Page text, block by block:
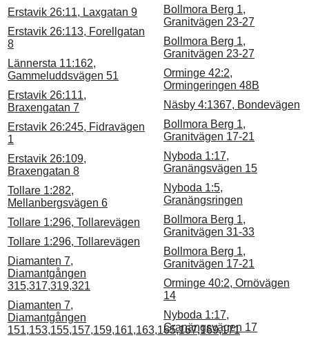
Erstavik 26:11, Laxgatan 9
Erstavik 26:113, Forellgatan
8
Lännersta 11:162,
Gammeluddsvägen 51
Erstavik 26:111,
Braxengatan 7
Erstavik 26:245, Fidravägen
1
Erstavik 26:109,
Braxengatan 8
Tollare 1:282,
Mellanbergsvägen 6
Tollare 1:296, Tollarevägen
Tollare 1:296, Tollarevägen
Diamanten 7,
Diamantgången
315,317,319,321
Diamanten 7,
Diamantgången
151,153,155,157,159,161,163,165,167,169,171
Bollmora Berg 1,
Granitvägen 23-27
Bollmora Berg 1,
Granitvägen 23-27
Orminge 42:2,
Ormingeringen 48B
Näsby 4:1367, Bondevägen
Bollmora Berg 1,
Granitvägen 17-21
Nyboda 1:17,
Granängsvägen 15
Nyboda 1:5,
Granängsringen
Bollmora Berg 1,
Granitvägen 31-33
Bollmora Berg 1,
Granitvägen 17-21
Orminge 40:2, Ornövägen
14
Nyboda 1:17,
Granängsvägen 17